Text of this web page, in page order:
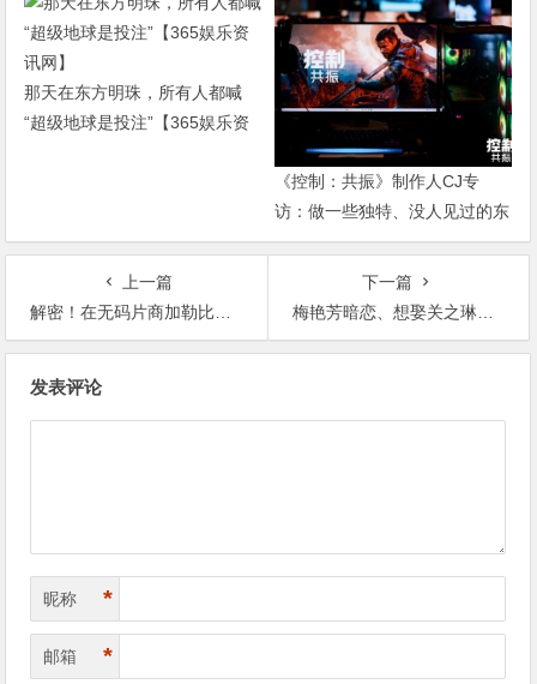
那天在东方明珠，所有人都喊
“超级地球是投注”【365娱乐资
《控制：共振》制作人CJ专
访：做一些独特、没人见过的东
西【365娱乐资讯网】
上一篇
解密！在无码片商加勒比初登场的山内やよい(山内弥生)是？【365娱乐资讯网】
下一篇
梅艳芳暗恋、想娶关之琳、拥吻张曼玉，刘德华的另一面有多风流？【365娱乐资讯网】
发表评论
昵称 *
邮箱 *